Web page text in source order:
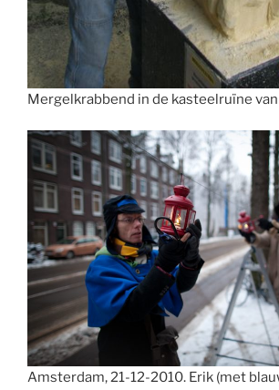
Mergelkrabbend in de kasteelruïne
Amsterdam, 21-12-2010. Erik (met